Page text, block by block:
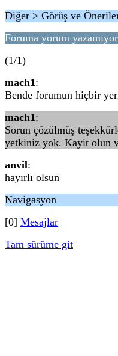
Diğer > Görüş ve
Foruma yorum
(1/1)
mach1:
Bende forumun hiçbir
mach1:
Sorun çözülmüş
yetkiniz yok. Kayit olun
anvil:
hayırlı olsun
Navigasyon
[0] Mesajlar
Tam sürüme git